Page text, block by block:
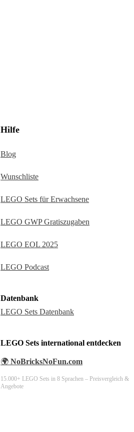
Hilfe
Blog
Wunschliste
LEGO Sets für Erwachsene
LEGO GWP Gratiszugaben
LEGO EOL 2025
LEGO Podcast
Datenbank
LEGO Sets Datenbank
LEGO Sets international entdecken
🌍 NoBricksNoFun.com
15.000+ LEGO Sets in 8 Sprachen – Preisvergleich &
Angebote